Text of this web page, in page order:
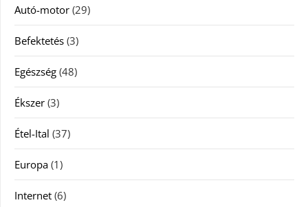
Autó-motor (29)
Befektetés (3)
Egészség (48)
Ékszer (3)
Étel-Ital (37)
Europa (1)
Internet (6)